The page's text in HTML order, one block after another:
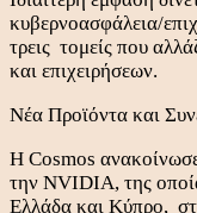
κυβερνοασφάλεια/
τρεις τομείς που
και επιχειρήσεων.
Νέα Προϊόντα και
Η Cosmos
την NVIDIA, της
Ελλάδα και Κύπρο,